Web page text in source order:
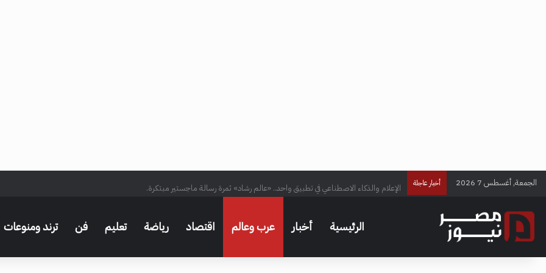
الجمعة, أغسطس 7 2026 أخبار عاجلة الإعلام والذكاء الاصطناعي في تطبيق واحد.. «عالم رشاد» ثمرة رسالة ماجستير مبتكرة.
الرئيسية أخبار عرب وعالم اقتصاد رياضة تعليم فن ترند ومنوعات